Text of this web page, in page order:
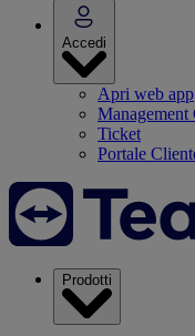
Accedi
Apri web app
Management
Ticket
Portale
Prodotti